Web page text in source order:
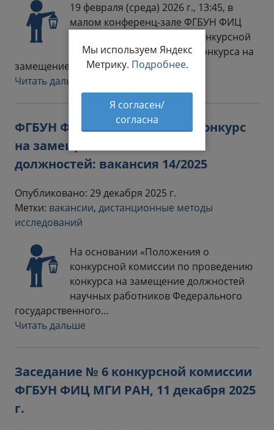
19 февраля (среда) 2026 г., 13:45, в
малом конференц-зале ФГБУН ФИЦ
МГИ состоится заседание конкурсной
комиссии по проведению конкурса на
замещение…
Читать дальше
ФГБУН ФИЦ МГИ объявляет конкурс
на замещение вакантных
должностей: вакансия 14/2025
Опубликовано: 29 декабря 2025 г.
Метки: вакансии, дистанционные методы
исследований
На основании «Положения о
конкурсной комиссии по проведению
конкурса на замещение должностей
научных работников Федерального
государственного…
Читать дальше
Заседание № 6 конкурсной комиссии
ФГБУН ФИЦ МГИ РАН, 11 декабря 2025
г.
Мы используем Яндекс
Метрику. Подробнее.
Я согласен/
согласна